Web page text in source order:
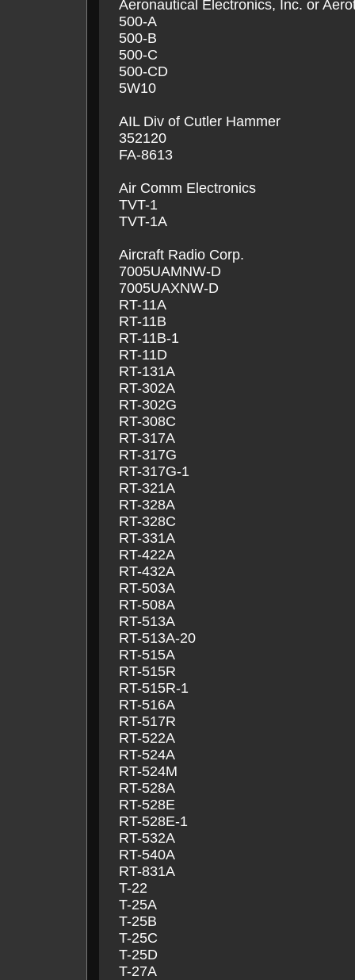
Aeronautical Electronics, Inc. or
500-A
500-B
500-C
500-CD
5W10
AIL Div of Cutler Hammer
352120
FA-8613
Air Comm Electronics
TVT-1
TVT-1A
Aircraft Radio Corp.
7005UAMNW-D
7005UAXNW-D
RT-11A
RT-11B
RT-11B-1
RT-11D
RT-131A
RT-302A
RT-302G
RT-308C
RT-317A
RT-317G
RT-317G-1
RT-321A
RT-328A
RT-328C
RT-331A
RT-422A
RT-432A
RT-503A
RT-508A
RT-513A
RT-513A-20
RT-515A
RT-515R
RT-515R-1
RT-516A
RT-517R
RT-522A
RT-524A
RT-524M
RT-528A
RT-528E
RT-528E-1
RT-532A
RT-540A
RT-831A
T-22
T-25A
T-25B
T-25C
T-25D
T-27A